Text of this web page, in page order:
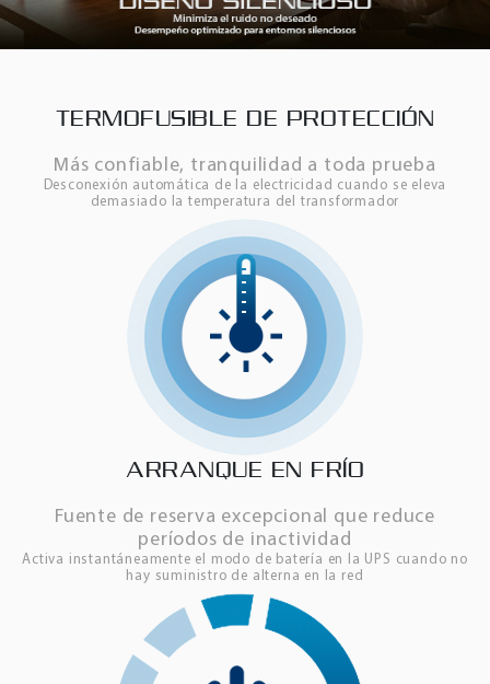
TERMOFUSIBLE DE PROTECCIÓN
Más confiable, tranquilidad a toda prueba
Desconexión automática de la electricidad cuando se eleva
demasiado la temperatura del transformador
ARRANQUE EN FRÍO
Fuente de reserva excepcional que reduce
períodos de inactividad
Activa instantáneamente el modo de batería en la UPS cuando no
hay suministro de alterna en la red